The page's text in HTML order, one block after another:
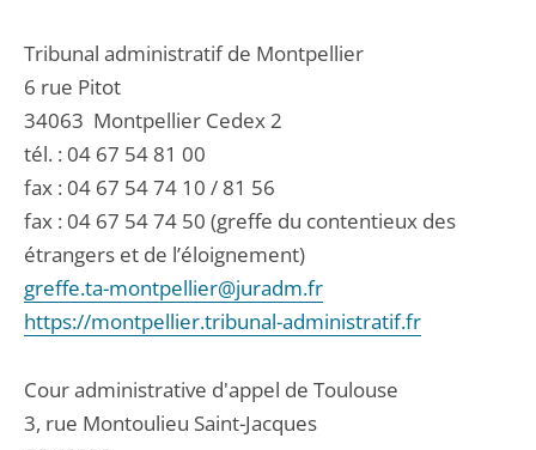
Tribunal administratif de Montpellier
6 rue Pitot
34063 Montpellier Cedex 2
tél. : 04 67 54 81 00
fax : 04 67 54 74 10 / 81 56
fax : 04 67 54 74 50 (greffe du contentieux des
étrangers et de l’éloignement)
greffe.ta-montpellier@juradm.fr
https://montpellier.tribunal-administratif.fr
Cour administrative d'appel de Toulouse
3, rue Montoulieu Saint-Jacques